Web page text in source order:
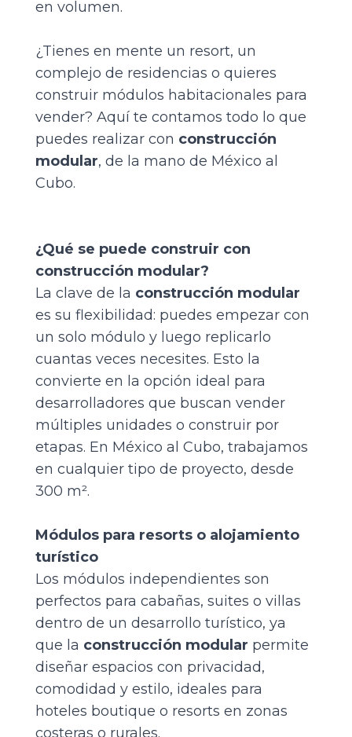
en volumen.
¿Tienes en mente un resort, un
complejo de residencias o quieres
construir módulos habitacionales para
vender? Aquí te contamos todo lo que
puedes realizar con construcción
modular, de la mano de México al
Cubo.
¿Qué se puede construir con
construcción modular?
La clave de la construcción modular
es su flexibilidad: puedes empezar con
un solo módulo y luego replicarlo
cuantas veces necesites. Esto la
convierte en la opción ideal para
desarrolladores que buscan vender
múltiples unidades o construir por
etapas. En México al Cubo, trabajamos
en cualquier tipo de proyecto, desde
300 m².
Módulos para resorts o alojamiento
turístico
Los módulos independientes son
perfectos para cabañas, suites o villas
dentro de un desarrollo turístico, ya
que la construcción modular permite
diseñar espacios con privacidad,
comodidad y estilo, ideales para
hoteles boutique o resorts en zonas
costeras o rurales.